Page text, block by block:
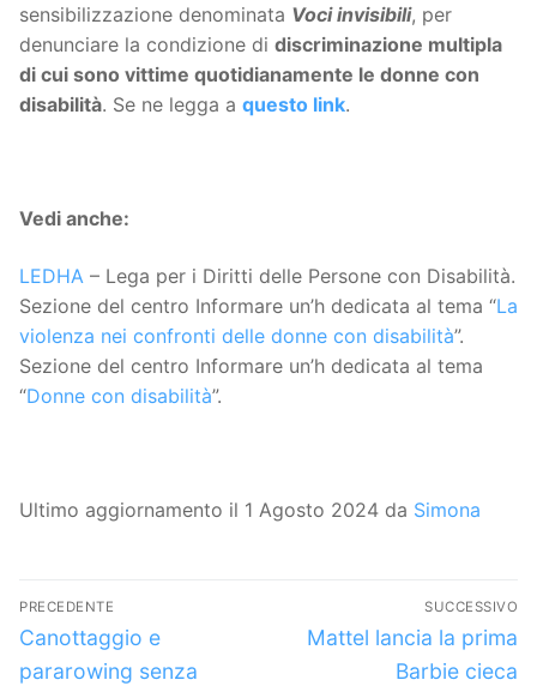
sensibilizzazione denominata Voci invisibili, per
denunciare la condizione di discriminazione multipla
di cui sono vittime quotidianamente le donne con
disabilità. Se ne legga a questo link.
Vedi anche:
LEDHA – Lega per i Diritti delle Persone con Disabilità.
Sezione del centro Informare un’h dedicata al tema “La
violenza nei confronti delle donne con disabilità”.
Sezione del centro Informare un’h dedicata al tema
“Donne con disabilità”.
Ultimo aggiornamento il 1 Agosto 2024 da Simona
Navigazione
articoli
PRECEDENTE
Articolo
precedente:
Canottaggio e
pararowing senza
SUCCESSIVO
Articolo
successivo:
Mattel lancia la prima
Barbie cieca